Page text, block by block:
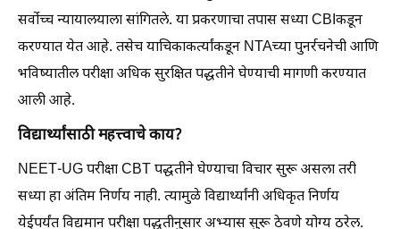
सर्वोच्च न्यायालयाला सांगितले. या प्रकरणाचा तपास सध्या CBIकडून
करण्यात येत आहे. तसेच याचिकाकर्त्यांकडून NTAच्या पुनर्रचनेची आणि
भविष्यातील परीक्षा अधिक सुरक्षित पद्धतीने घेण्याची मागणी करण्यात
आली आहे.
विद्यार्थ्यांसाठी महत्त्वाचे काय?
NEET-UG परीक्षा CBT पद्धतीने घेण्याचा विचार सुरू असला तरी
सध्या हा अंतिम निर्णय नाही. त्यामुळे विद्यार्थ्यांनी अधिकृत निर्णय
येईपर्यंत विद्यमान परीक्षा पद्धतीनुसार अभ्यास सुरू ठेवणे योग्य ठरेल.